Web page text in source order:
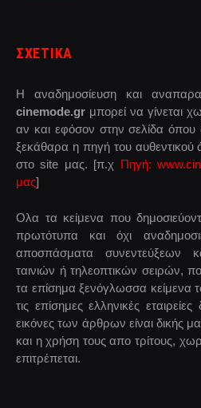
ΣΧΕΤΙΚΑ
Η αναδημοσίευση και
cinemode.gr μπορεί να γίνεται
αν και εφόσον στην σελίδα όπου
ξεκάθαρα η πηγή του
στο site μας. [π.χ Πηγή:
μας]
Ολα τα κείμενα που
πρωτότυπα και όχι
αποσπάσματα συνεντεύξεων
ταινιών ή τηλεοπτικών σειρών,
τα επίσημα ξενόγλωσσα κείμενα
τις επίσημες ελληνικές
εικόνες των άρθρων είναι δικής
και η χρήση τους απο τρίτους,
επιτρέπεται.